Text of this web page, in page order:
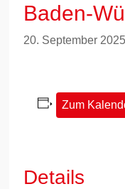
Baden-
20. September 2025
Zum
Details